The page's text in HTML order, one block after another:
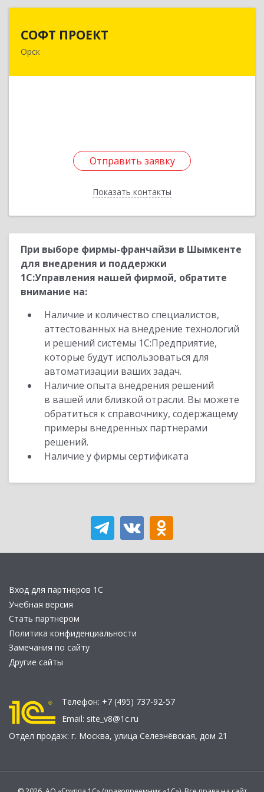
СОФТ ПРОЕКТ
Орск
Отправить заявку
Показать контакты
Отправить заявку
Назад
При выборе фирмы-франчайзи в Шымкенте
для внедрения и поддержки
1С:Управления нашей фирмой, обратите
внимание на:
Наличие и количество специалистов,
аттестованных на внедрение технологий
и решений системы 1С:Предприятие,
которые будут использоваться для
автоматизации ваших задач.
Наличие опыта внедрения решений
в вашей или близкой отрасли. Вы можете
обратиться к справочнику, содержащему
примеры внедренных партнерами
решений.
Наличие у фирмы сертификата
Вход для партнеров 1С
Учебная версия
Стать партнером
Политика конфиденциальности
Замечания по сайту
Другие сайты
Телефон: +7 (495) 737-92-57
Email: site_v8@1c.ru
Отдел продаж: г. Москва, улица Селезнёвская, дом 21